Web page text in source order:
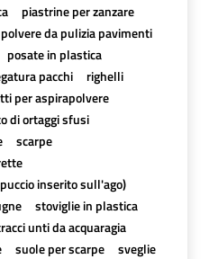
piastrine per zanzare
polvere da pulizia pavimenti
posate in plastica
pacchi
righelli
per aspirapolvere
di ortaggi sfusi
scarpe
inserito sull'ago)
stoviglie in plastica
unti da acquaragia
suole per scarpe
sveglie